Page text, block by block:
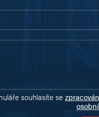
souhlasíte se